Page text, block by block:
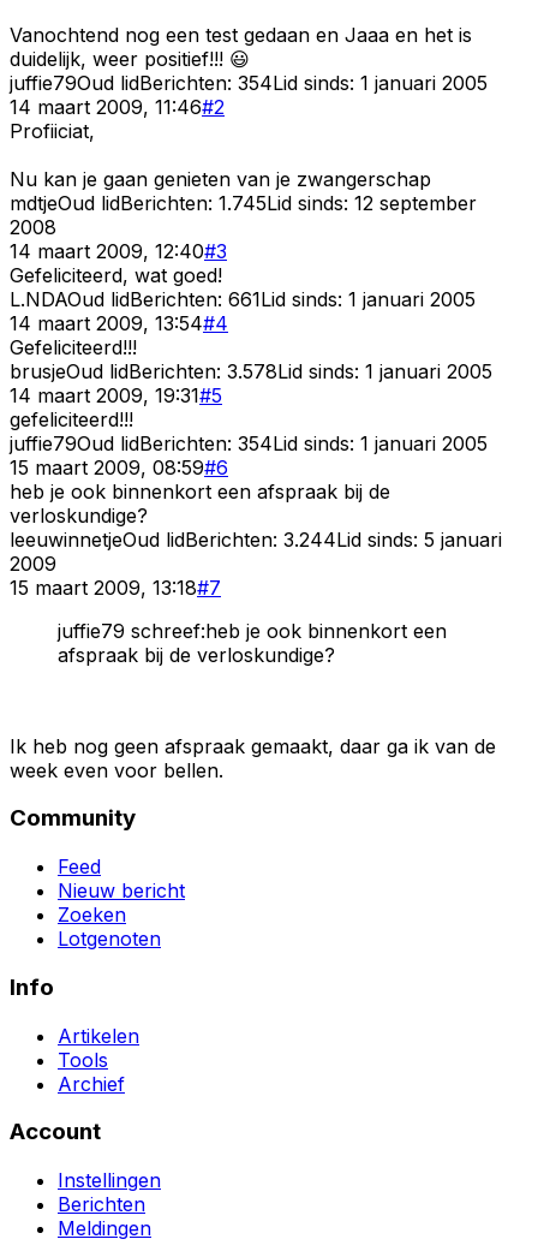
Vanochtend nog een test gedaan en Jaaa en het is
duidelijk, weer positief!!! 😃
juffie79Oud lidBerichten: 354Lid sinds: 1 januari 2005
14 maart 2009, 11:46#2
Profiiciat,
Nu kan je gaan genieten van je zwangerschap
mdtjeOud lidBerichten: 1.745Lid sinds: 12 september
2008
14 maart 2009, 12:40#3
Gefeliciteerd, wat goed!
L.NDAOud lidBerichten: 661Lid sinds: 1 januari 2005
14 maart 2009, 13:54#4
Gefeliciteerd!!!
brusjeOud lidBerichten: 3.578Lid sinds: 1 januari 2005
14 maart 2009, 19:31#5
gefeliciteerd!!!
juffie79Oud lidBerichten: 354Lid sinds: 1 januari 2005
15 maart 2009, 08:59#6
heb je ook binnenkort een afspraak bij de
verloskundige?
leeuwinnetjeOud lidBerichten: 3.244Lid sinds: 5 januari
2009
15 maart 2009, 13:18#7
juffie79 schreef:heb je ook binnenkort een
afspraak bij de verloskundige?
Ik heb nog geen afspraak gemaakt, daar ga ik van de
week even voor bellen.
Community
Feed
Nieuw bericht
Zoeken
Lotgenoten
Info
Artikelen
Tools
Archief
Account
Instellingen
Berichten
Meldingen